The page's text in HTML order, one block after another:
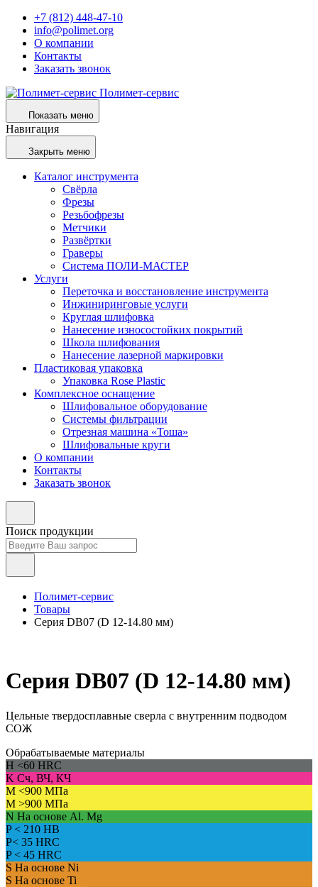
+7 (812) 448-47-10
info@polimet.org
О компании
Контакты
Заказать звонок
Полимет-сервис
Показать меню
Навигация
Закрыть меню
Каталог инструмента
Свёрла
Фрезы
Резьбофрезы
Метчики
Развёртки
Граверы
Система ПОЛИ-МАСТЕР
Услуги
Переточка и восстановление инструмента
Инжиниринговые услуги
Круглая шлифовка
Нанесение износостойких покрытий
Школа шлифования
Нанесение лазерной маркировки
Пластиковая упаковка
Упаковка Rose Plastic
Комплексное оснащение
Шлифовальное оборудование
Системы фильтрации
Отрезная машина «Тоша»
Шлифовальные круги
О компании
Контакты
Заказать звонок
Поиск продукции
Полимет-сервис
Товары
Серия DВ07 (D 12-14.80 мм)
Серия DВ07 (D 12-14.80 мм)
Цельные твердосплавные сверла с внутренним подводом
СОЖ
Обрабатываемые материалы
H <60 HRC
K Сч, ВЧ, КЧ
M <900 МПа
M >900 МПа
N На основе Al. Mg
P< 210 HB
P< 35 HRC
P< 45 HRC
S На основе Ni
S На основе Ti